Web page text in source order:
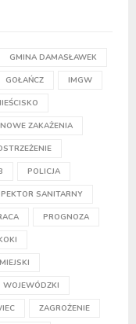
GMINA DAMASŁAWEK
GOŁAŃCZ IMGW
NOWE ZAKAŻENIA
POLICJA
SANITARNY
PROGNOZA
ZAGROŻENIE